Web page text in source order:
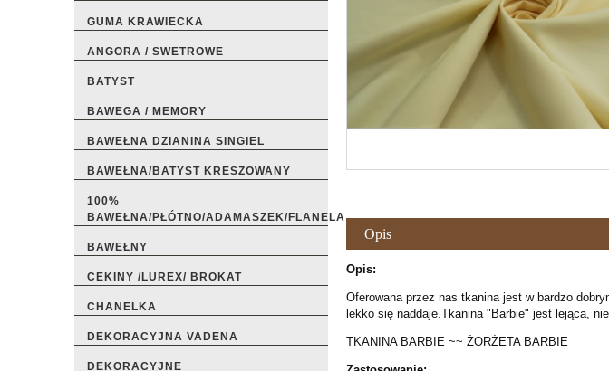
GUMA KRAWIECKA
ANGORA / SWETROWE
BATYST
BAWEGA / MEMORY
BAWEŁNA DZIANINA SINGIEL
BAWEŁNA/BATYST KRESZOWANY
100%
BAWEŁNA/PŁÓTNO/ADAMASZEK/FLANELA
BAWEŁNY
CEKINY /LUREX/ BROKAT
CHANELKA
DEKORACYJNA VADENA
DEKORACYJNE
Opis
Opis:
Oferowana przez nas tkanina jest w bardzo
lekko się naddaje.Tkanina "Barbie" jest lejąca,
TKANINA BARBIE ~~ ŻORŻETA BARBIE